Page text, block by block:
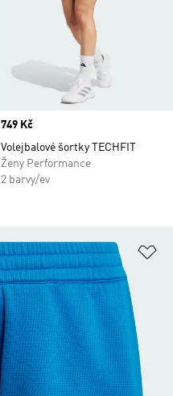
Price
749 Kč
Volejbalové šortky TECHFIT
Ženy Performance
2 barvy/ev